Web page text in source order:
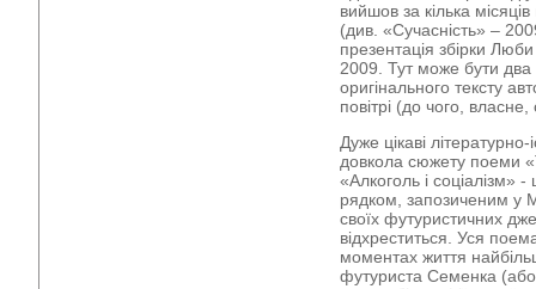
вийшов за кілька
(див. «Сучасність» –
презентація збірки
2009. Тут може бути
оригінального тексту
повітрі (до чого,
Дуже цікаві
довкола сюжету поеми
«Алкоголь і соціалізм»
рядком, запозиченим у
своїх футуристичних
відхреститься. Уся
моментах життя
футуриста Семенка